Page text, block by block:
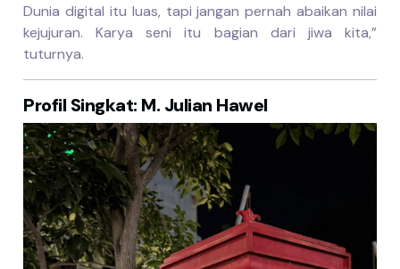
Dunia digital itu luas, tapi jangan pernah abaikan nilai
kejujuran. Karya seni itu bagian dari jiwa kita,”
tuturnya.
Profil Singkat: M. Julian Hawel